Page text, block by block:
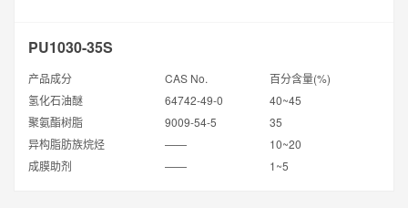
PU1030-35S
产品成分 CAS No.
百分含量(%)
氢化石油醚
64742-49-0
40~45
聚氨酯树脂
9009-54-5
35
异构脂肪族烷烃
——
10~20
成膜助剂
—— 1~5